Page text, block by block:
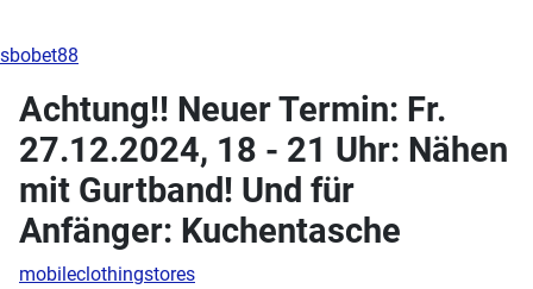
sbobet88
Achtung!! Neuer Termin: Fr.
27.12.2024, 18 - 21 Uhr: Nähen
mit Gurtband! Und für
Anfänger: Kuchentasche
mobileclothingstores